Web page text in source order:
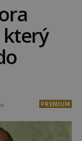
který
PREMIUM